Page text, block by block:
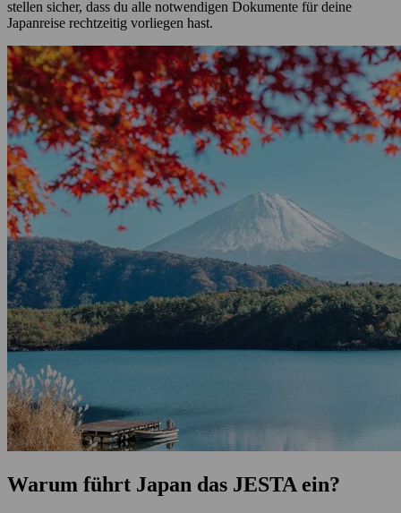
stellen sicher, dass du alle notwendigen Dokumente für deine
Japanreise rechtzeitig vorliegen hast.
Warum führt Japan das JESTA ein?